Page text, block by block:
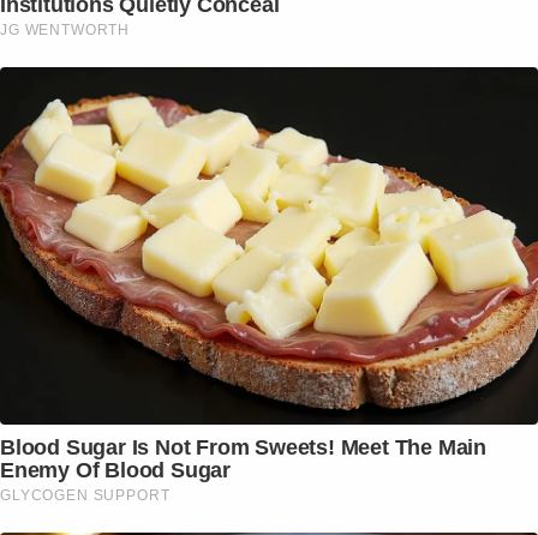
JG WENTWORTH
Blood Sugar Is Not From Sweets! Meet The Main
Enemy Of Blood Sugar
GLYCOGEN SUPPORT